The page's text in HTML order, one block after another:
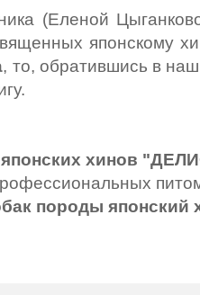
(Еленой
японскому
, то, обратившись в
хинов
породы японский